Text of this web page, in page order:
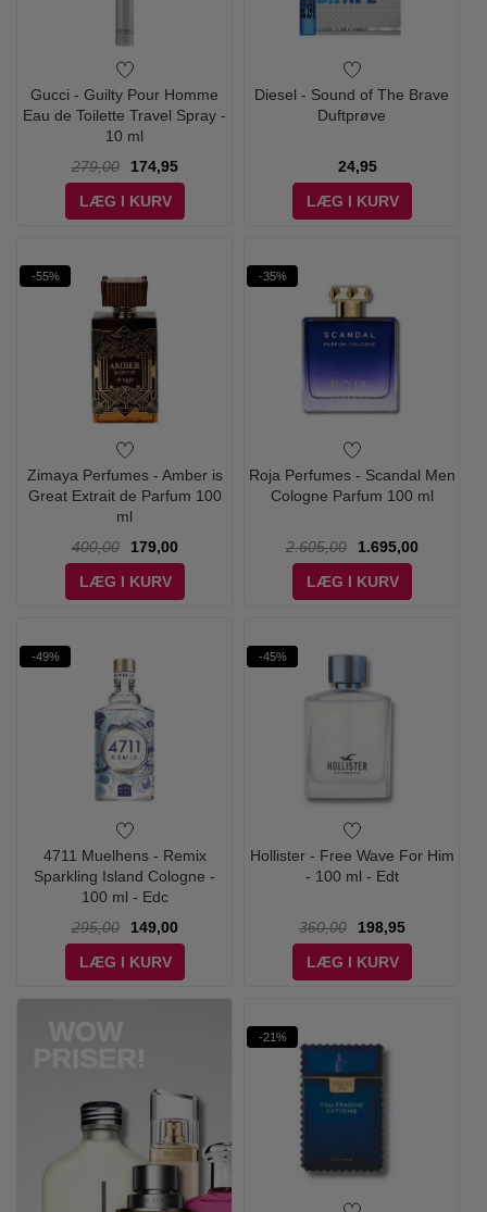
Gucci - Guilty Pour Homme
Eau de Toilette Travel Spray -
10 ml
279,00
174,95
LÆG I KURV
Diesel - Sound of The Brave
Duftprøve
24,95
LÆG I KURV
-55%
Zimaya Perfumes - Amber is
Great Extrait de Parfum 100
ml
400,00
179,00
LÆG I KURV
-35%
Roja Perfumes - Scandal Men
Cologne Parfum 100 ml
2.605,00
1.695,00
LÆG I KURV
-49%
4711 Muelhens - Remix
Sparkling Island Cologne -
100 ml - Edc
295,00
149,00
LÆG I KURV
-45%
Hollister - Free Wave For Him
- 100 ml - Edt
360,00
198,95
LÆG I KURV
-21%